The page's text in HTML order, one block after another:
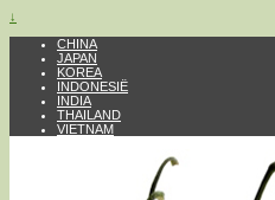
↓
CHINA
JAPAN
KOREA
INDONESIË
INDIA
THAILAND
VIETNAM